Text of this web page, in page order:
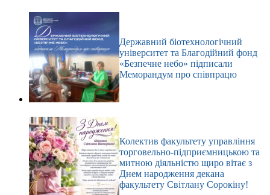
Державний біотехнологічний
університет та Благодійний фонд
«Безпечне небо» підписали
Меморандум про співпрацю
Колектив факультету управління
торговельно-підприємницькою та
митною діяльністю щиро вітає з
Днем народження декана
факультету Світлану Сорокіну!